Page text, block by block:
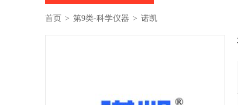
首页 > 第9类-科学仪器 > 诺凯